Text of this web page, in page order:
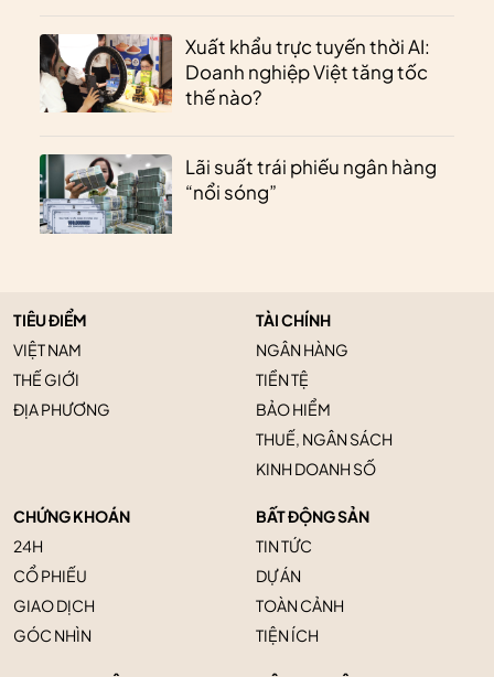
Xuất khẩu trực tuyến thời AI:
Doanh nghiệp Việt tăng tốc
thế nào?
Lãi suất trái phiếu ngân hàng
“nổi sóng”
TIÊU ĐIỂM
VIỆT NAM
THẾ GIỚI
ĐỊA PHƯƠNG
TÀI CHÍNH
NGÂN HÀNG
TIỀN TỆ
BẢO HIỂM
THUẾ, NGÂN SÁCH
KINH DOANH SỐ
CHỨNG KHOÁN
24H
CỔ PHIẾU
GIAO DỊCH
GÓC NHÌN
BẤT ĐỘNG SẢN
TIN TỨC
DỰ ÁN
TOÀN CẢNH
TIỆN ÍCH